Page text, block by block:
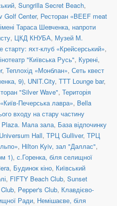
, Sungrilla Secret Beach,
Golf Center, Ресторан «BEEF meat
Тараса Шевченка, напроти
, ЦКД КНУБА, Музей М.
старту: яхт-клуб «Крейсерський»,
"Київська Русь", Курені,
, Теплохід «Монблан», Сеть квест
9), UNIT.City, TTT Lounge bar,
"Silver Wave", Територія
Печерська лавра», Bella
входу на стару частину
Plaza. Мала зала, База відпочинку
Universum Hall, ТРЦ Gulliver, ТРЦ
, Hilton Kyiv, зал "Даллас",
1), с.Горенка, біля селищної
, Будинок кіно, Київський
, FIFTY Beach Club, Sunset
, Pepper's Club, Клавдієво-
Ради, Немішаєве, біля